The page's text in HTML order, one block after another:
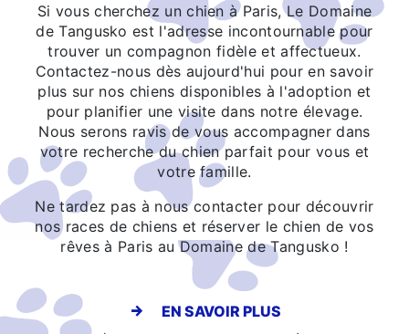
Si vous cherchez un chien à Paris, Le Domaine
de Tangusko est l'adresse incontournable pour
trouver un compagnon fidèle et affectueux.
Contactez-nous dès aujourd'hui pour en savoir
plus sur nos chiens disponibles à l'adoption et
pour planifier une visite dans notre élevage.
Nous serons ravis de vous accompagner dans
votre recherche du chien parfait pour vous et
votre famille.
Ne tardez pas à nous contacter pour découvrir
nos races de chiens et réserver le chien de vos
rêves à Paris au Domaine de Tangusko !
EN SAVOIR PLUS